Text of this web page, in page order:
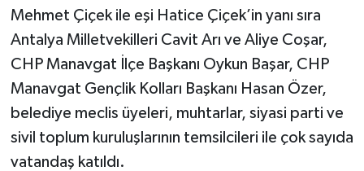
Mehmet Çiçek ile eşi Hatice Çiçek’in yanı sıra
Antalya Milletvekilleri Cavit Arı ve Aliye Coşar,
CHP Manavgat İlçe Başkanı Oykun Başar, CHP
Manavgat Gençlik Kolları Başkanı Hasan Özer,
belediye meclis üyeleri, muhtarlar, siyasi parti ve
sivil toplum kuruluşlarının temsilcileri ile çok sayıda
vatandaş katıldı.
MAGAZİN